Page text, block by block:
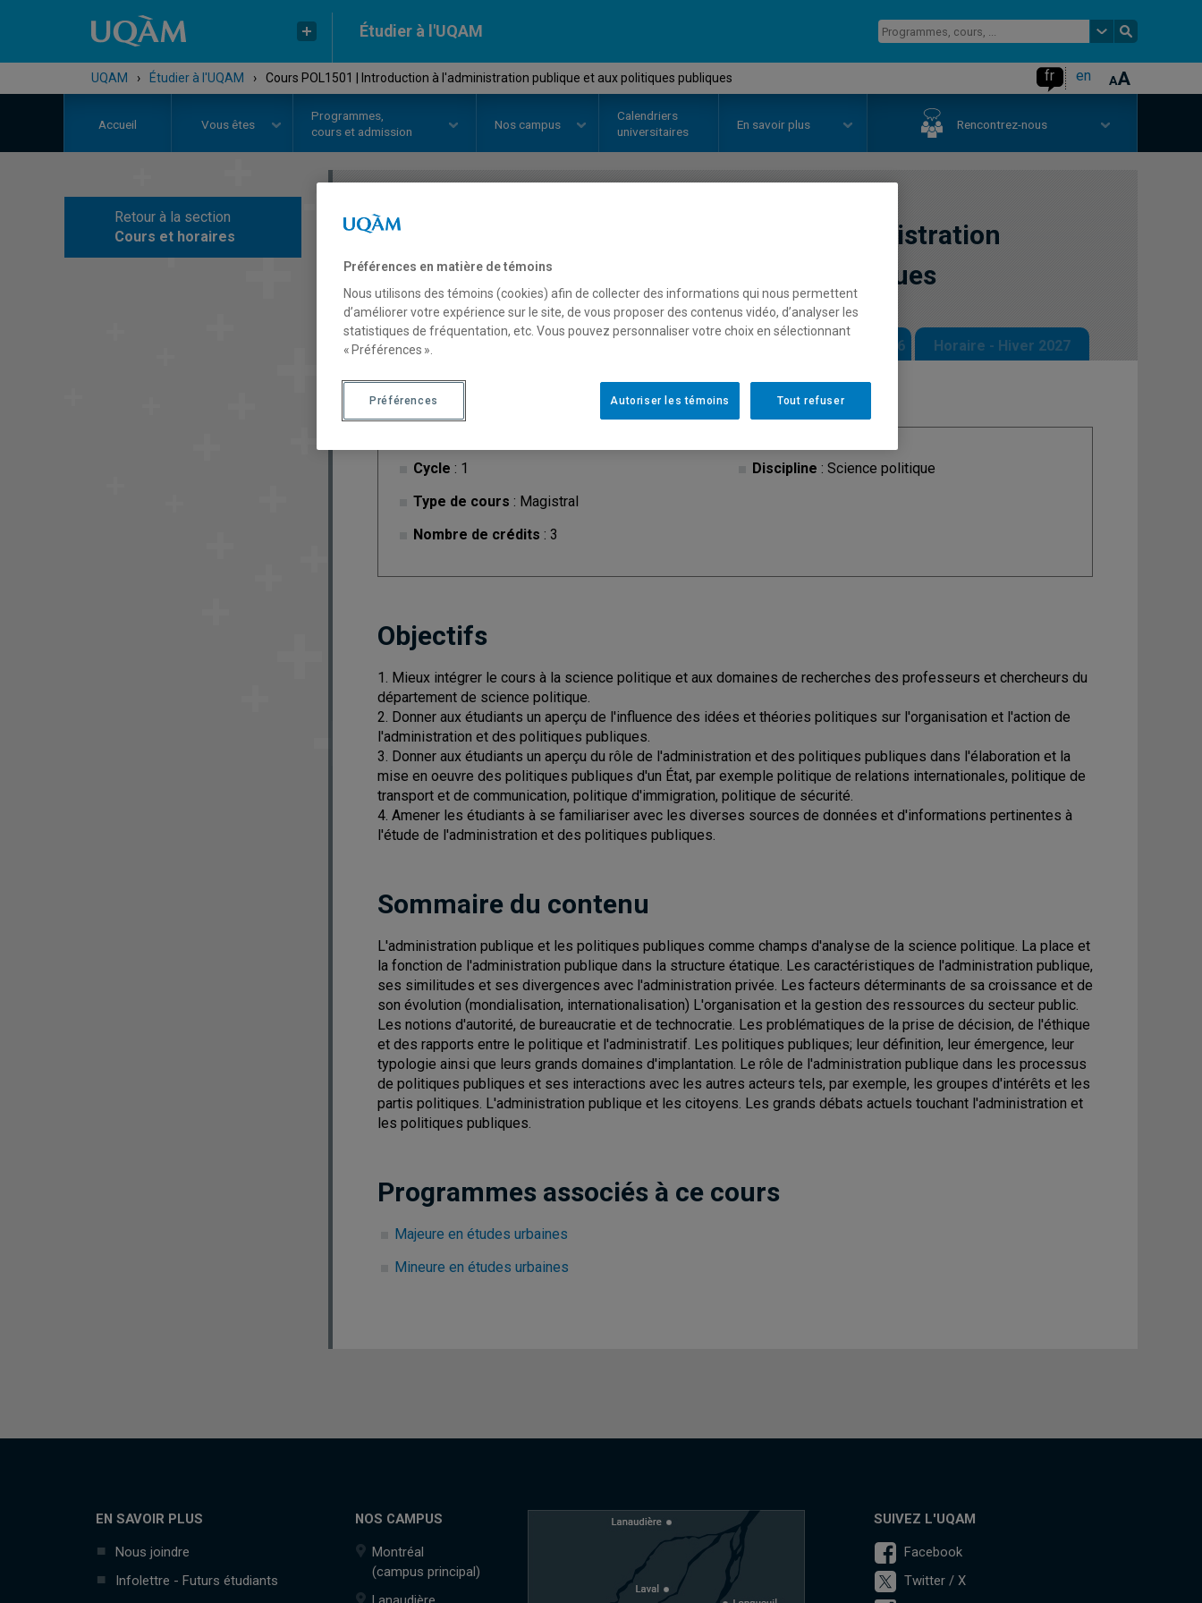
Étudier à l'UQAM
UQAM › Étudier à l'UQAM › Cours POL1501 | Introduction à l'administration publique et aux politiques publiques fr en
Accueil Vous êtes
Programmes,
cours et admission
Nos campus
Calendriers
universitaires
En savoir plus Rencontrez-nous
Retour à la section
Cours et horaires
COURS
Introduction à l'administration
publique et aux politiques publiques
Description Horaire - Automne 2026 Horaire - Hiver 2027
Cycle : 1
Type de cours : Magistral
Nombre de crédits : 3
Discipline : Science politique
Objectifs
1. Mieux intégrer le cours à la science politique et aux domaines de recherches des professeurs et chercheurs du
département de science politique.
2. Donner aux étudiants un aperçu de l'influence des idées et théories politiques sur l'organisation et l'action de
l'administration et des politiques publiques.
3. Donner aux étudiants un aperçu du rôle de l'administration et des politiques publiques dans l'élaboration et la
mise en oeuvre des politiques publiques d'un État, par exemple politique de relations internationales, politique de
transport et de communication, politique d'immigration, politique de sécurité.
4. Amener les étudiants à se familiariser avec les diverses sources de données et d'informations pertinentes à
l'étude de l'administration et des politiques publiques.
Sommaire du contenu
L'administration publique et les politiques publiques comme champs d'analyse de la science politique. La place et
la fonction de l'administration publique dans la structure étatique. Les caractéristiques de l'administration publique,
ses similitudes et ses divergences avec l'administration privée. Les facteurs déterminants de sa croissance et de
son évolution (mondialisation, internationalisation) L'organisation et la gestion des ressources du secteur public.
Les notions d'autorité, de bureaucratie et de technocratie. Les problématiques de la prise de décision, de l'éthique
et des rapports entre le politique et l'administratif. Les politiques publiques; leur définition, leur émergence, leur
typologie ainsi que leurs grands domaines d'implantation. Le rôle de l'administration publique dans les processus
de politiques publiques et ses interactions avec les autres acteurs tels, par exemple, les groupes d'intérêts et les
partis politiques. L'administration publique et les citoyens. Les grands débats actuels touchant l'administration et
les politiques publiques.
Programmes associés à ce cours
Majeure en études urbaines
Mineure en études urbaines
EN SAVOIR PLUS
Nous joindre
Infolettre - Futurs étudiants
NOS CAMPUS
Montréal
(campus principal)
SUIVEZ L'UQAM
Facebook
Twitter / X
Préférences en matière de témoins
Nous utilisons des témoins (cookies) afin de collecter des informations qui nous permettent
d’améliorer votre expérience sur le site, de vous proposer des contenus vidéo, d’analyser les
statistiques de fréquentation, etc. Vous pouvez personnaliser votre choix en sélectionnant
« Préférences ».
Tout refuser
Autoriser les témoins
Préférences